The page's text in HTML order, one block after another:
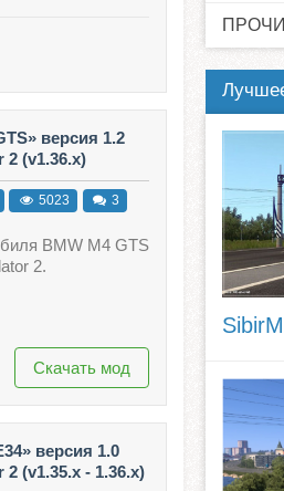
версия 1.2
(v1.36.x)
5023 3
BMW M4 GTS
2.
Скачать мод
версия 1.0
(v1.35.x - 1.36.x)